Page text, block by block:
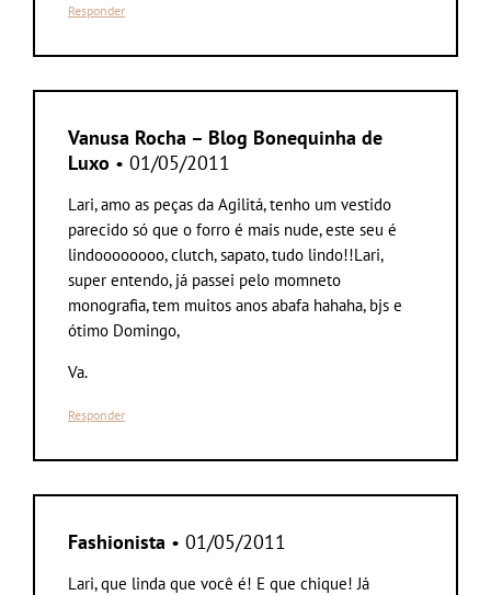
Responder
Vanusa Rocha – Blog Bonequinha de
Luxo • 01/05/2011
Lari, amo as peças da Agilitá, tenho um vestido
parecido só que o forro é mais nude, este seu é
lindoooooooo, clutch, sapato, tudo lindo!!Lari,
super entendo, já passei pelo momneto
monografia, tem muitos anos abafa hahaha, bjs e
ótimo Domingo,
Va.
Responder
Fashionista • 01/05/2011
Lari, que linda que você é! E que chique! Já